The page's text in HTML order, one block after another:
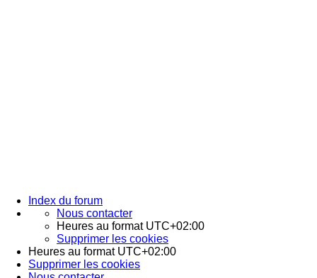
Index du forum
Nous contacter
Heures au format UTC+02:00
Supprimer les cookies
Heures au format UTC+02:00
Supprimer les cookies